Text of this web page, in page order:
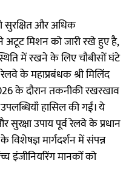
सुरक्षित और अधिक
अटूट मिशन को जारी रखे हुए है,
में रखने के लिए चौबीसों घंटे
रेलवे के महाप्रबंधक श्री मिलिंद
के दौरान तकनीकी रखरखाव
हासिल की गईं। ये
सुरक्षा उपाय पूर्व रेलवे के प्रधान
विशेषज्ञ मार्गदर्शन में संपन्न
इंजीनियरिंग मानकों को